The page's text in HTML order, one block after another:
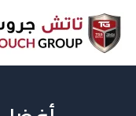
المحتوى